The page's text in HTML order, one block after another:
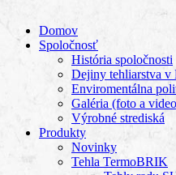
Domov
Spoločnosť
História spoločnosti
Dejiny tehliarstva v
Enviromentálna
Galéria (foto a
Výrobné strediská
Produkty
Novinky
Tehla TermoBRIK